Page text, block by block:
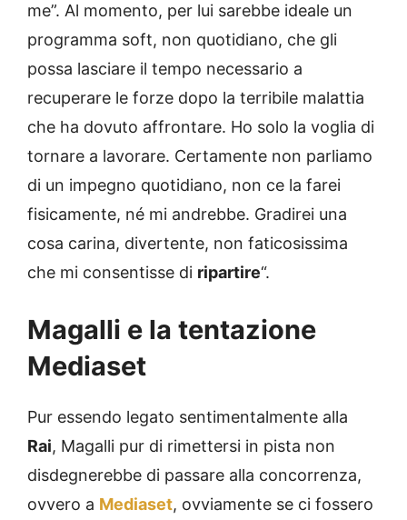
me”. Al momento, per lui sarebbe ideale un
programma soft, non quotidiano, che gli
possa lasciare il tempo necessario a
recuperare le forze dopo la terribile malattia
che ha dovuto affrontare. Ho solo la voglia di
tornare a lavorare. Certamente non parliamo
di un impegno quotidiano, non ce la farei
fisicamente, né mi andrebbe. Gradirei una
cosa carina, divertente, non faticosissima
che mi consentisse di ripartire“.
Magalli e la tentazione
Mediaset
Pur essendo legato sentimentalmente alla
Rai, Magalli pur di rimettersi in pista non
disdegnerebbe di passare alla concorrenza,
ovvero a Mediaset, ovviamente se ci fossero